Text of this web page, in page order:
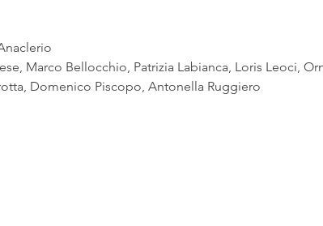
Marco Bellocchio, Patrizia Labianca, Loris Leoci,
Domenico Piscopo, Antonella Ruggiero